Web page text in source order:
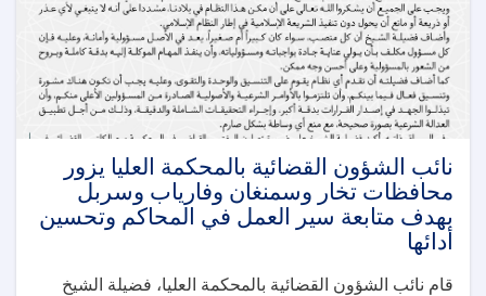
نائب الشؤون القضائية بالمحكمة العليا يزور
محافظات تخار وسمنغان وفارياب وسربل
بهدف متابعة سير العمل في المحاكم وتحسين
أدائها
قام نائب الشؤون القضائية بالمحكمة العليا، فضيلة الشيخ